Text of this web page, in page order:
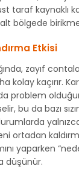
taraf kaynaklı
bölgede
Etkisi
zayıf
kolay kaçırır.
problem
bu da bazı
ortadan
yaparken
düşünür.